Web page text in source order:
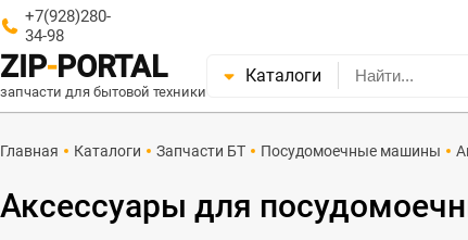
+7(928)280-
34-98
ZIP-PORTAL
запчасти для бытовой техники
Каталоги
Главная Каталоги Запчасти БТ Посудомоечные машины
Аксессуары для